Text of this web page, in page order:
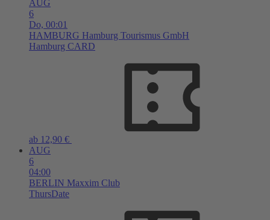
AUG
6
Do, 00:01
HAMBURG Hamburg Tourismus GmbH
Hamburg CARD
ab 12,90 €
AUG
6
04:00
BERLIN Maxxim Club
ThursDate